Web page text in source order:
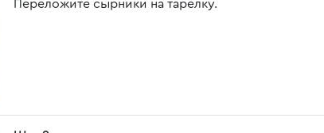
Переложите сырники на тарелку.